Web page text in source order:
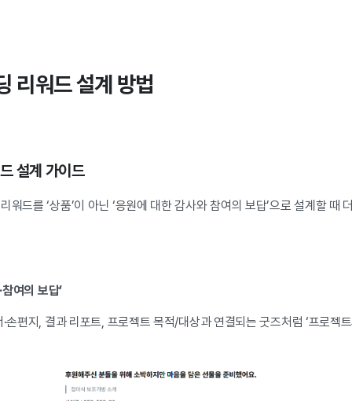
리워드 설계 방법
설계 가이드
워드를 ‘상품’이 아닌 ‘응원에 대한 감사와 참여의 보답’으로 설계할 때
여의 보답’
손편지, 결과 리포트, 프로젝트 목적/대상과 연결되는 굿즈처럼 ‘프로젝